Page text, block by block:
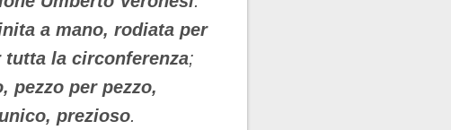
a mano, rodiata per
la circonferenza;
pezzo per pezzo,
prezioso.